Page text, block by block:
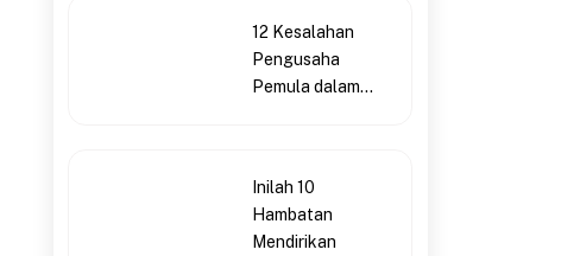
12 Kesalahan
Pengusaha
Pemula dalam...
Inilah 10
Hambatan
Mendirikan